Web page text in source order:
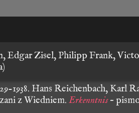
Edgar Zisel, Philipp Frank,
1938. Hans Reichenbach, Karl
z Wiedniem.Erkenntnis–